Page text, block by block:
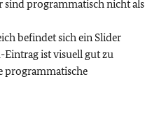
programmatisch nicht als
befindet sich ein Slider
Eintrag ist visuell gut zu
programmatische